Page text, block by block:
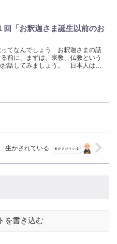
そこで、マーヤ婦人の...
回「お釈迦さま誕生以前のお
ってなんでしょう お釈迦さまの話
前に、まずは、宗教、仏教という
お話してみましょう。 日本人は、
生かされている
を書き込む